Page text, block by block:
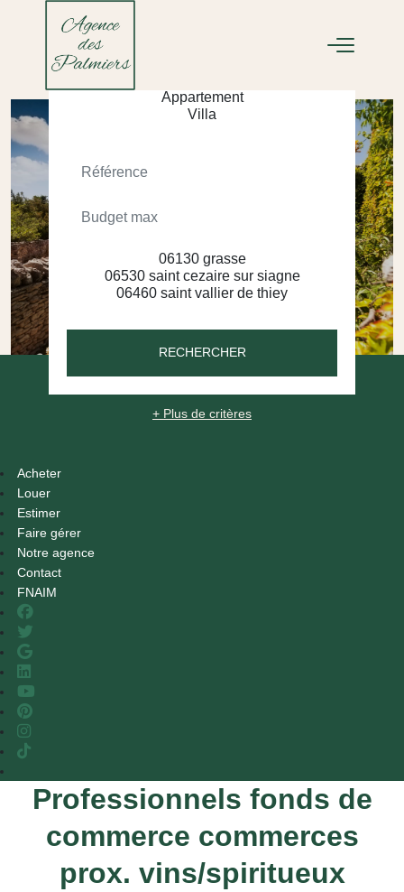
ACHETER
RECHERCHER
+ Plus de critères
Acheter
Louer
Estimer
Faire gérer
Notre agence
Contact
FNAIM
Professionnels fonds de
commerce commerces
prox. vins/spiritueux